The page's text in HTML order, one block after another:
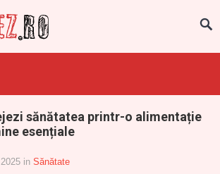
sănătatea printr-o alimentație
esențiale
in Sănătate